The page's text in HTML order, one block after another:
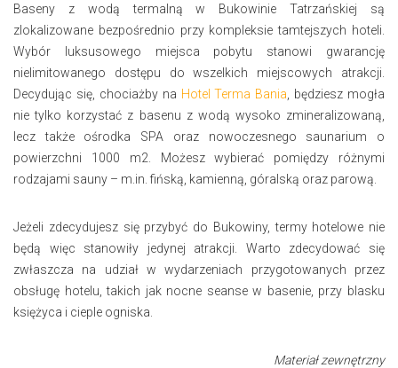
Baseny z wodą termalną w Bukowinie Tatrzańskiej są
zlokalizowane bezpośrednio przy kompleksie tamtejszych hoteli.
Wybór luksusowego miejsca pobytu stanowi gwarancję
nielimitowanego dostępu do wszelkich miejscowych atrakcji.
Decydując się, chociażby na Hotel Terma Bania , będziesz mogła
nie tylko korzystać z basenu z wodą wysoko zmineralizowaną,
lecz także ośrodka SPA oraz nowoczesnego saunarium o
powierzchni 1000 m2. Możesz wybierać pomiędzy różnymi
rodzajami sauny – m.in. fińską, kamienną, góralską oraz parową.
Jeżeli zdecydujesz się przybyć do Bukowiny, termy hotelowe nie
będą więc stanowiły jedynej atrakcji. Warto zdecydować się
zwłaszcza na udział w wydarzeniach przygotowanych przez
obsługę hotelu, takich jak nocne seanse w basenie, przy blasku
księżyca i cieple ogniska.
Materiał zewnętrzny